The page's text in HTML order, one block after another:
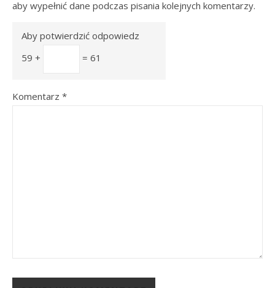
aby wypełnić dane podczas pisania kolejnych komentarzy.
Aby potwierdzić odpowiedz
59 +
= 61
Komentarz *